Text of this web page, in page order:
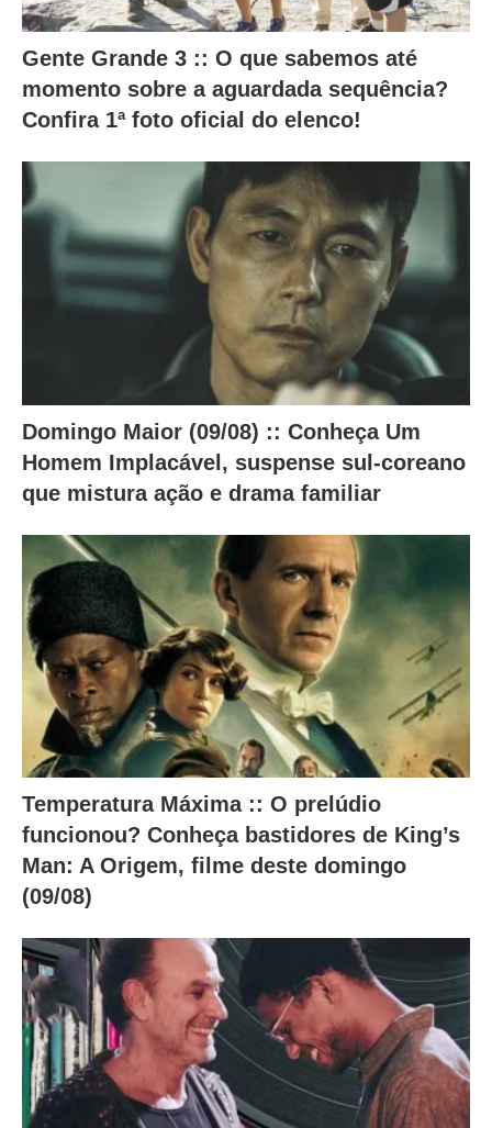
t
d
a
b
Gente Grande 3 :: O que sabemos até
momento sobre a aguardada sequência?
Confira 1ª foto oficial do elenco!
Domingo Maior (09/08) :: Conheça Um
Homem Implacável, suspense sul-coreano
que mistura ação e drama familiar
Temperatura Máxima :: O prelúdio
funcionou? Conheça bastidores de King’s
Man: A Origem, filme deste domingo
(09/08)